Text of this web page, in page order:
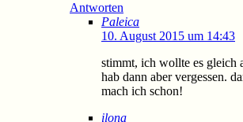
Antworten
Paleica
10. August 2015 um 14:43
stimmt, ich wollte es gleich
hab dann aber vergessen.
mach ich schon!
ilona